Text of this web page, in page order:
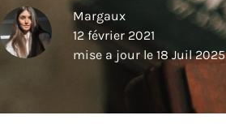
Margaux
12 février 2021
mise a jour le 18 Juil 2025